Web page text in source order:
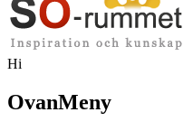
Hi
OvanMeny